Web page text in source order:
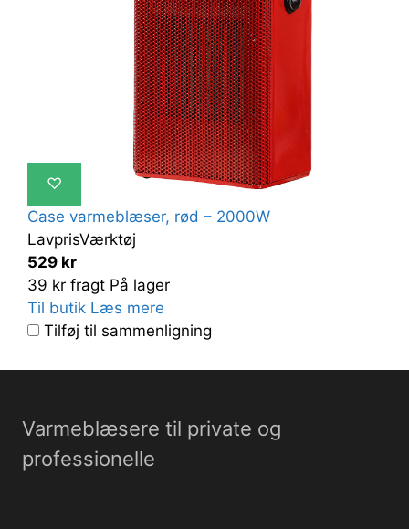
♡
Case varmeblæser, rød – 2000W
LavprisVærktøj
529 kr
39 kr fragt På lager
Til butik Læs mere
Tilføj til sammenligning
Varmeblæsere til private og
professionelle